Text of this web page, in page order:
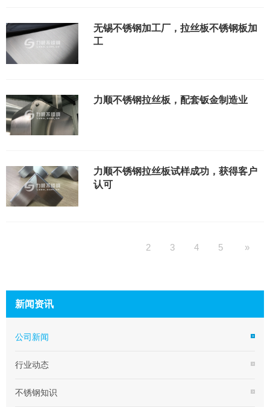
无锡不锈钢加工厂，拉丝板不锈钢板加
工
力顺不锈钢拉丝板，配套钣金制造业
力顺不锈钢拉丝板试样成功，获得客户
认可
2 3 4 5 »
新闻资讯
公司新闻
行业动态
不锈钢知识